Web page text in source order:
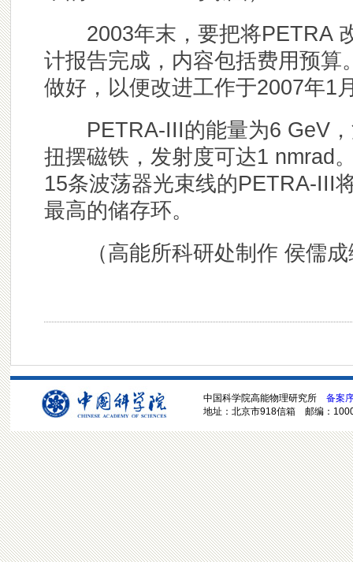
2003年末，要把将PETRA
计报告完成，内容包括费用预
做好，以便改进工作于2007年1
PETRA-III的能量为6 GeV，
扭摆磁铁，发射度可达1 nmrad
15条波荡器光束线的PETRA-III
最高的储存环。
（高能所科研处制作 侯儒成
中国科学院高能物理研究所 备案
地址：北京市918信箱 邮编：